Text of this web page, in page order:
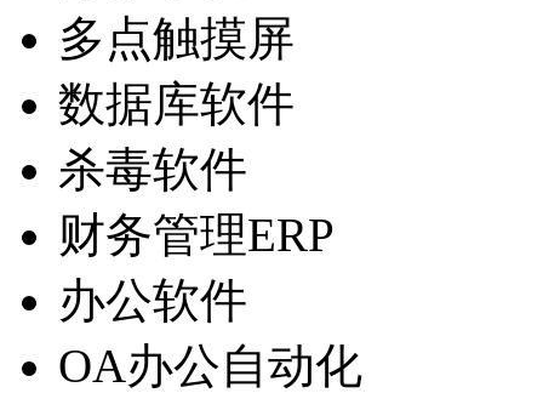
多点触摸屏
数据库软件
杀毒软件
财务管理ERP
办公软件
OA办公自动化